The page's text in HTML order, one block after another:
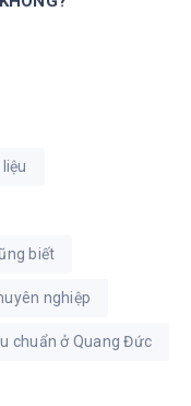
biết
nghiệp
chuẩn ở Quang Đức